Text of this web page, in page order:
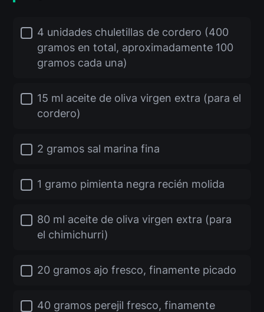
4 unidades chuletillas de cordero (400
gramos en total, aproximadamente 100
gramos cada una)
15 ml aceite de oliva virgen extra (para el
cordero)
2 gramos sal marina fina
1 gramo pimienta negra recién molida
80 ml aceite de oliva virgen extra (para
el chimichurri)
20 gramos ajo fresco, finamente picado
40 gramos perejil fresco, finamente